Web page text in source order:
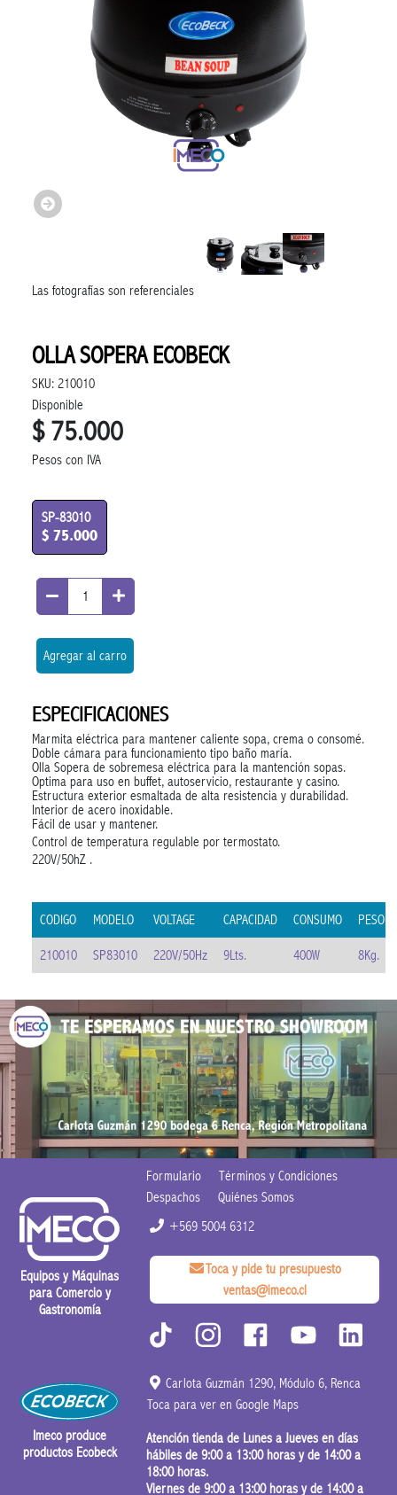
Las fotografías son referenciales
OLLA SOPERA ECOBECK
SKU: 210010
Disponible
$ 75.000
Pesos con IVA
SP-83010
$ 75.000
Agregar al carro
ESPECIFICACIONES
Marmita eléctrica para mantener caliente sopa, crema o consomé.
Doble cámara para funcionamiento tipo baño maría.
Olla Sopera de sobremesa eléctrica para la mantención sopas.
Optima para uso en buffet, autoservicio, restaurante y casino.
Estructura exterior esmaltada de alta resistencia y durabilidad.
Interior de acero inoxidable.
Fácil de usar y mantener.
Control de temperatura regulable por termostato.
220V/50hZ .
CODIGO MODELO VOLTAGE CAPACIDAD CONSUMO PESO
210010 SP83010 220V/50Hz 9Lts. 400W 8Kg.
Equipos y Máquinas
para Comercio y
Gastronomía
Formulario
Términos y Condiciones
Despachos
Quiénes Somos
+569 5004 6312
Toca y pide tu presupuesto
ventas@imeco.cl
Carlota Guzmán 1290, Módulo 6, Renca
Toca para ver en Google Maps
Atención tienda de Lunes a Jueves en días
hábiles de 9:00 a 13:00 horas y de 14:00 a
18:00 horas.
Viernes de 9:00 a 13:00 horas y de 14:00 a
Imeco produce
productos Ecobeck